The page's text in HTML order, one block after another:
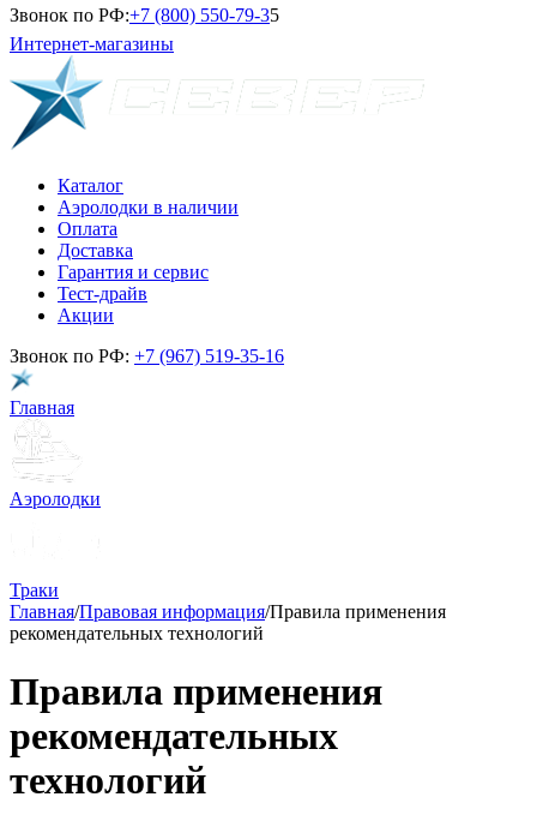
Звонок по РФ:+7 (800) 550-79-35
Интернет-магазины
Каталог
Аэролодки в наличии
Оплата
Доставка
Гарантия и сервис
Тест-драйв
Акции
Звонок по РФ: +7 (967) 519-35-16
Главная
Аэролодки
Траки
Главная/Правовая информация/Правила применения
рекомендательных технологий
Правила применения
рекомендательных
технологий